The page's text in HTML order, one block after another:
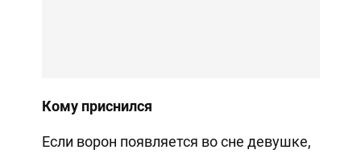
Кому приснился
Если ворон появляется во сне девушке,